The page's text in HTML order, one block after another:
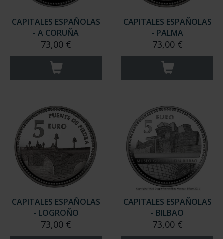
CAPITALES ESPAÑOLAS
- A CORUÑA
73,00 €
CAPITALES ESPAÑOLAS
- PALMA
73,00 €
CAPITALES ESPAÑOLAS
- LOGROÑO
73,00 €
CAPITALES ESPAÑOLAS
- BILBAO
73,00 €